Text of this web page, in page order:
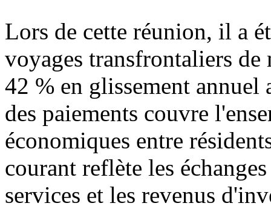
Lors de cette réunion, il a
voyages transfrontaliers de
42 % en glissement annuel
des paiements couvre
économiques entre
courant reflète les
services et les revenus